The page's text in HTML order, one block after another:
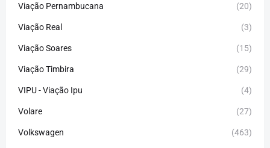
Viação Pernambucana (20)
Viação Real (3)
Viação Soares (15)
Viação Timbira (29)
VIPU - Viação Ipu (4)
Volare (27)
Volkswagen (463)